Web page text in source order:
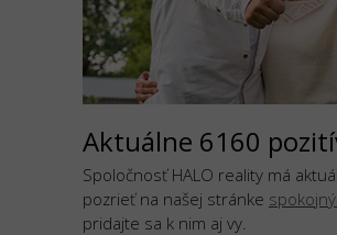
Aktuálne 6160
Spoločnosť HALO reality má
pozrieť na našej stránke
pridajte sa k nim aj vy.